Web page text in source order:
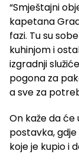
“Smještajni
kapetana
fazi. Tu su
kuhinjom i
izgradnji
pogona za
a sve za
On kaže da
postavka,
koje je kupio i